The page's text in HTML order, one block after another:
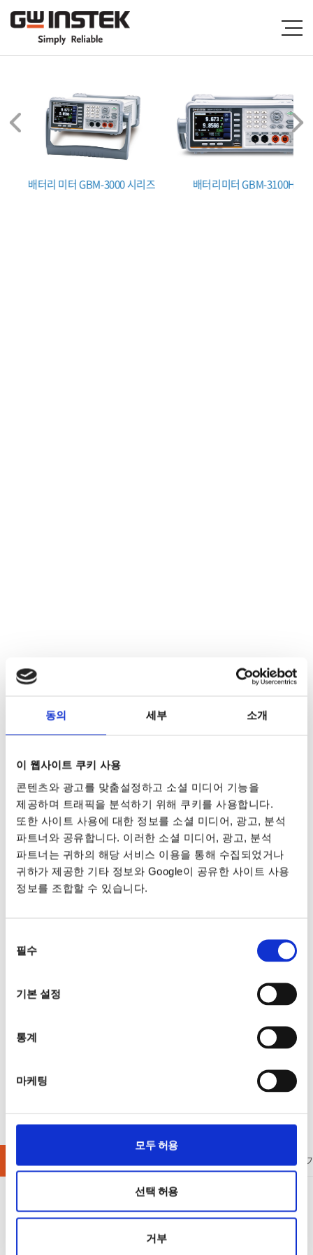
동의 세부 소개
이 웹사이트 쿠키 사용
콘텐츠와 광고를 맞춤설정하고 소셜 미디어 기능을
제공하며 트래픽을 분석하기 위해 쿠키를 사용합니다.
또한 사이트 사용에 대한 정보를 소셜 미디어, 광고, 분석
파트너와 공유합니다. 이러한 소셜 미디어, 광고, 분석
파트너는 귀하의 해당 서비스 이용을 통해 수집되었거나
귀하가 제공한 기타 정보와 Google이 공유한 사이트 사용
정보를 조합할 수 있습니다.
선택
필수
기본 설정
통계
마케팅
모두 허용
선택 허용
거부
배터리 미터 GBM-3000 시리즈 배터리미터 GBM-3100H
기타계측